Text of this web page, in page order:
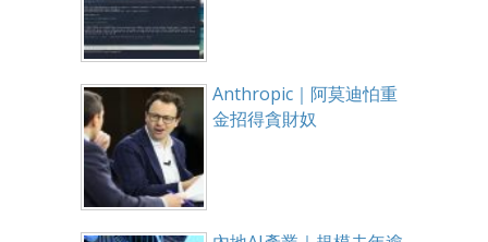
Anthropic｜阿莫迪怕重
金招得貪財奴